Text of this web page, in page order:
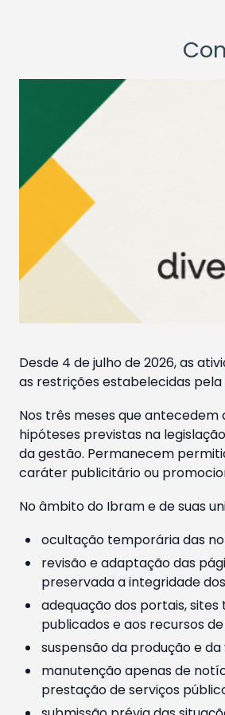
Desde 4 de julho de 2026, as
as restrições estabelecidas
Nos três meses que antecedem
hipóteses previstas na
da gestão. Permanecem
caráter publicitário ou
No âmbito do Ibram e de suas
ocultação temporária das
revisão e adaptação das
preservada a integridade
adequação dos portais, sites
publicados e aos recursos
suspensão da produção e
manutenção apenas de
prestação de serviços